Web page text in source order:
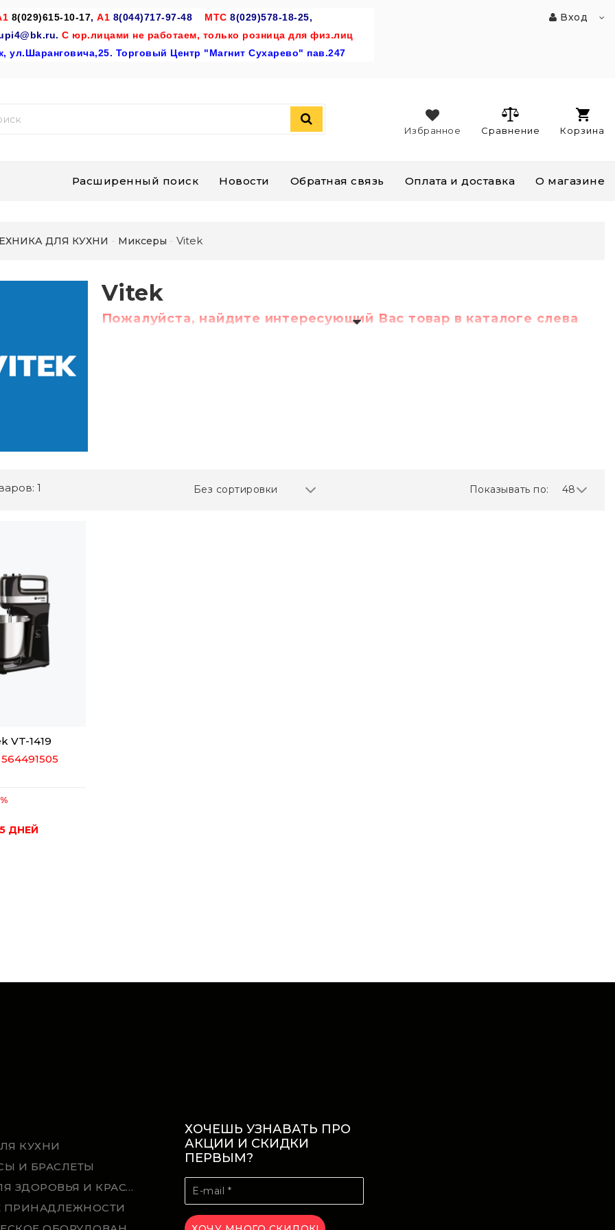
1 8(029)615-10-17, А1 8(044)717-97-48 МТС 8(029)578-18-25,
С юр.лицами не работаем, только розница для физ.лиц
ул.Шаранговича,25. Торговый Центр "Магнит Сухарево" пав.247
Вход
Корзина
Сравнение
Избранное
Расширенный поиск Новости Обратная связь Оплата и доставка О магазине
ДЛЯ КУХНИ Миксеры Vitek
Vitek
Пожалуйста, найдите интересующий Вас товар в каталоге слева
1 Показывать по: 48
Без сортировки
VT-1419
ДНЕЙ
КУХНИ
И БРАСЛЕТЫ
ТОВАРЫ ДЛЯ ЗДОРОВЬЯ И КРАСОТЫ
ПРИНАДЛЕЖНОСТИ
ХОЧЕШЬ УЗНАВАТЬ ПРО
АКЦИИ И СКИДКИ
ПЕРВЫМ?